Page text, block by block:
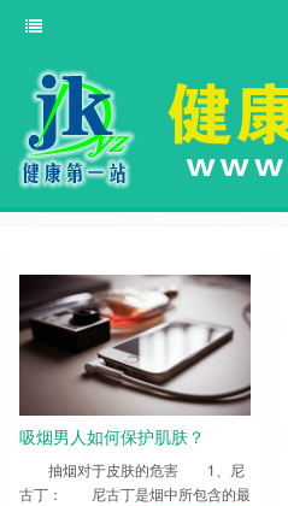
吸烟男人如何保护肌肤？
抽烟对于皮肤的危害 1、尼
古丁： 尼古丁是烟中所包含的最